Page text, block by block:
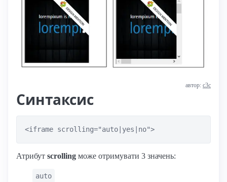
автор: с3с
Синтаксис
<iframe scrolling="auto|yes|no">
Атрибут scrolling може отримувати 3 значень:
auto